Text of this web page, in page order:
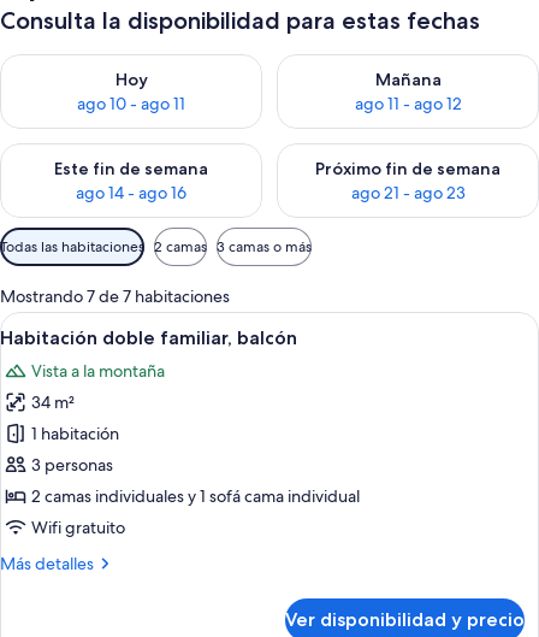
Consulta la disponibilidad para estas fechas
Hoy
ago 10 - ago 11
Consulta la disponibilidad para hoy ago 10 - ago 11
Mañana
ago 11 - ago 12
Consulta la disponibilidad
Este fin de semana
ago 14 - ago 16
Consulta la disponibilidad para este fin de semana ago 14 -
Próximo fin de semana
ago 21 - ago 23
Consulta la disponibilidad
Filtros
disponibles
para
las
habitaciones
Todas las habitaciones 2 camas 3 camas o más
Mostrando 7 de 7 habitaciones
Ver
todas
las
fotos
de
Habitación
doble
familiar,
balcón
Habitación de hotel con dos camas,
3
Habitación doble familiar, balcón
Vista a la montaña
34 m²
1 habitación
3 personas
2 camas individuales y 1 sofá cama individual
Wifi gratuito
Más detalles
Más
Ver disponibilidad y precio